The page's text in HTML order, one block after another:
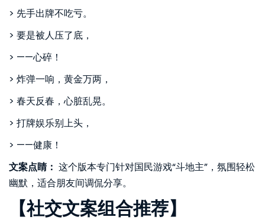
> 先手出牌不吃亏。
> 要是被人压了底，
> ——心碎！
> 炸弹一响，黄金万两，
> 春天反春，心脏乱晃。
> 打牌娱乐别上头，
> ——健康！
文案点睛： 这个版本专门针对国民游戏“斗地主”，氛围轻松
幽默，适合朋友间调侃分享。
【社交文案组合推荐】